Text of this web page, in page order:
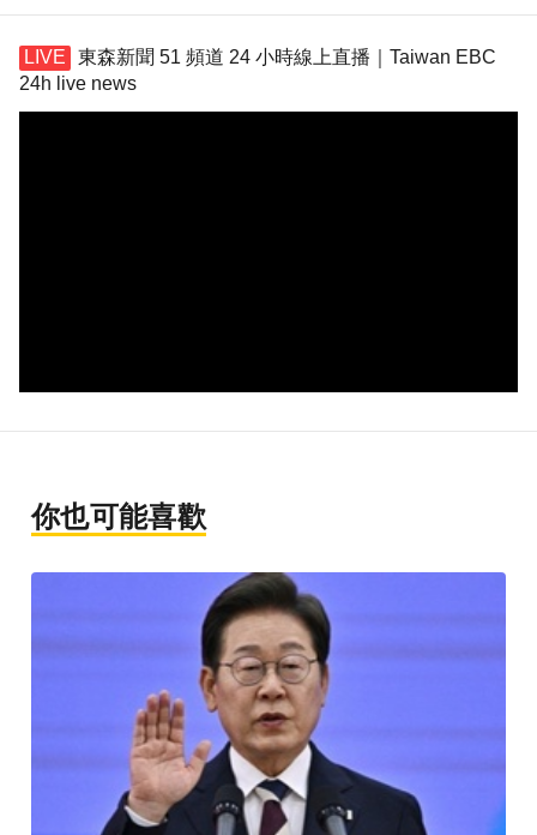
東森新聞 51 頻道 24 小時線上直播｜Taiwan EBC
24h live news
你也可能喜歡